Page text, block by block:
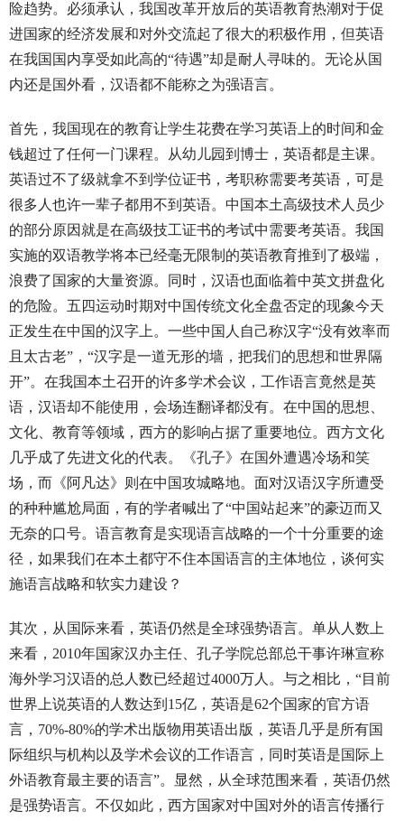
险趋势。必须承认，我国改革开放后的英语教育热潮对于促
进国家的经济发展和对外交流起了很大的积极作用，但英语
在我国国内享受如此高的“待遇”却是耐人寻味的。无论从国
内还是国外看，汉语都不能称之为强语言。
首先，我国现在的教育让学生花费在学习英语上的时间和金
钱超过了任何一门课程。从幼儿园到博士，英语都是主课。
英语过不了级就拿不到学位证书，考职称需要考英语，可是
很多人也许一辈子都用不到英语。中国本土高级技术人员少
的部分原因就是在高级技工证书的考试中需要考英语。我国
实施的双语教学将本已经毫无限制的英语教育推到了极端，
浪费了国家的大量资源。同时，汉语也面临着中英文拼盘化
的危险。五四运动时期对中国传统文化全盘否定的现象今天
正发生在中国的汉字上。一些中国人自己称汉字“没有效率而
且太古老”，“汉字是一道无形的墙，把我们的思想和世界隔
开”。在我国本土召开的许多学术会议，工作语言竟然是英
语，汉语却不能使用，会场连翻译都没有。在中国的思想、
文化、教育等领域，西方的影响占据了重要地位。西方文化
几乎成了先进文化的代表。《孔子》在国外遭遇冷场和笑
场，而《阿凡达》则在中国攻城略地。面对汉语汉字所遭受
的种种尴尬局面，有的学者喊出了“中国站起来”的豪迈而又
无奈的口号。语言教育是实现语言战略的一个十分重要的途
径，如果我们在本土都守不住本国语言的主体地位，谈何实
施语言战略和软实力建设？
其次，从国际来看，英语仍然是全球强势语言。单从人数上
来看，2010年国家汉办主任、孔子学院总部总干事许琳宣称
海外学习汉语的总人数已经超过4000万人。与之相比，“目前
世界上说英语的人数达到15亿，英语是62个国家的官方语
言，70%-80%的学术出版物用英语出版，英语几乎是所有国
际组织与机构以及学术会议的工作语言，同时英语是国际上
外语教育最主要的语言”。显然，从全球范围来看，英语仍然
是强势语言。不仅如此，西方国家对中国对外的语言传播行